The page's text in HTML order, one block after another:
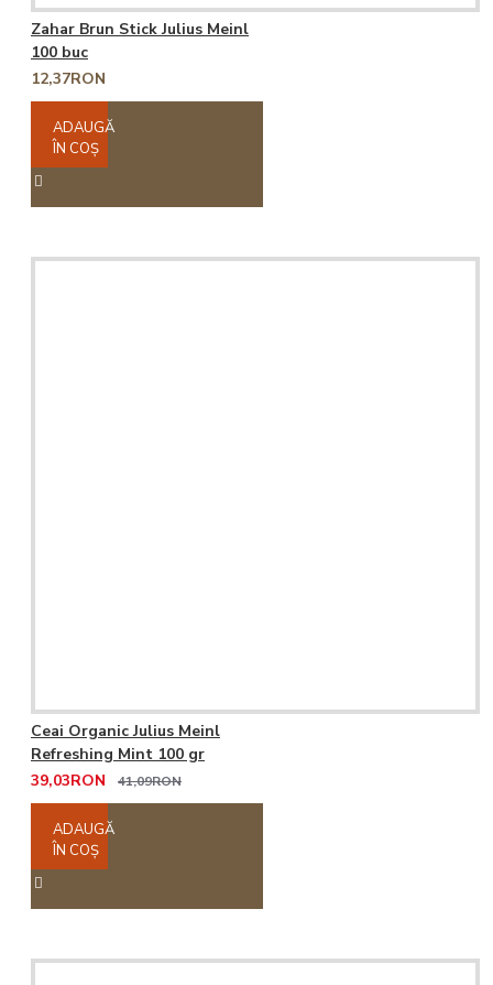
Zahar Brun Stick Julius Meinl
100 buc
12,37RON
ADAUGĂ
ÎN COŞ
Ceai Organic Julius Meinl
Refreshing Mint 100 gr
39,03RON
41,09RON
ADAUGĂ
ÎN COŞ